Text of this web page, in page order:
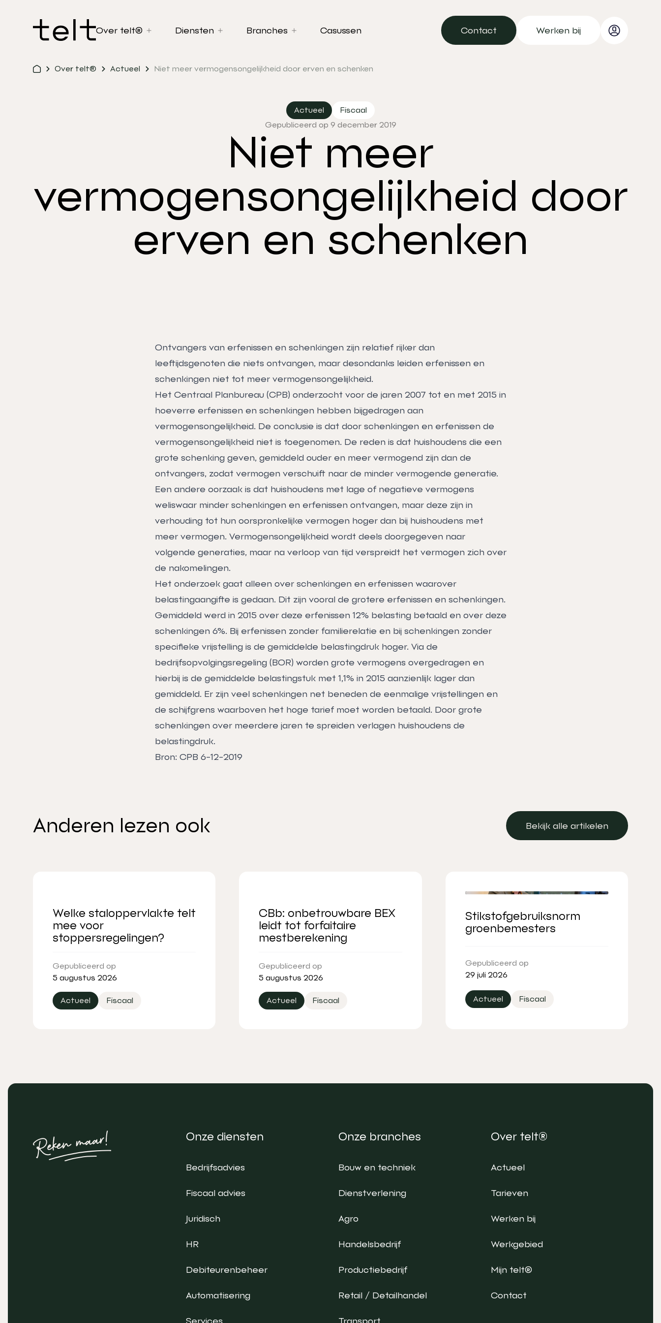
Over telt® Diensten Branches Casussen
Contact
Contact
Werken bij
Over telt® Actueel Niet meer vermogensongelijkheid door erven en schenken
Actueel
Fiscaal
Gepubliceerd op 9 december 2019
Niet meer
vermogensongelijkheid door
erven en schenken
Ontvangers van erfenissen en schenkingen zijn relatief rijker dan
leeftijdsgenoten die niets ontvangen, maar desondanks leiden erfenissen en
schenkingen niet tot meer vermogensongelijkheid.
Het Centraal Planbureau (CPB) onderzocht voor de jaren 2007 tot en met 2015 in
hoeverre erfenissen en schenkingen hebben bijgedragen aan
vermogensongelijkheid. De conclusie is dat door schenkingen en erfenissen de
vermogensongelijkheid niet is toegenomen. De reden is dat huishoudens die een
grote schenking geven, gemiddeld ouder en meer vermogend zijn dan de
ontvangers, zodat vermogen verschuift naar de minder vermogende generatie.
Een andere oorzaak is dat huishoudens met lage of negatieve vermogens
weliswaar minder schenkingen en erfenissen ontvangen, maar deze zijn in
verhouding tot hun oorspronkelijke vermogen hoger dan bij huishoudens met
meer vermogen. Vermogensongelijkheid wordt deels doorgegeven naar
volgende generaties, maar na verloop van tijd verspreidt het vermogen zich over
de nakomelingen.
Het onderzoek gaat alleen over schenkingen en erfenissen waarover
belastingaangifte is gedaan. Dit zijn vooral de grotere erfenissen en schenkingen.
Gemiddeld werd in 2015 over deze erfenissen 12% belasting betaald en over deze
schenkingen 6%. Bij erfenissen zonder familierelatie en bij schenkingen zonder
specifieke vrijstelling is de gemiddelde belastingdruk hoger. Via de
bedrijfsopvolgingsregeling (BOR) worden grote vermogens overgedragen en
hierbij is de gemiddelde belastingstuk met 1,1% in 2015 aanzienlijk lager dan
gemiddeld. Er zijn veel schenkingen net beneden de eenmalige vrijstellingen en
de schijfgrens waarboven het hoge tarief moet worden betaald. Door grote
schenkingen over meerdere jaren te spreiden verlagen huishoudens de
belastingdruk.
Bron: CPB 6-12-2019
Anderen lezen ook
Bekijk alle artikelen
Bekijk alle artikelen
Welke staloppervlakte telt
mee voor
stoppersregelingen?
Gepubliceerd op
5 augustus 2026
Actueel Fiscaal
CBb: onbetrouwbare BEX
leidt tot forfaitaire
mestberekening
Gepubliceerd op
5 augustus 2026
Actueel Fiscaal
Stikstofgebruiksnorm
groenbemesters
Gepubliceerd op
29 juli 2026
Actueel Fiscaal
Onze diensten
Bedrijfsadvies
Fiscaal advies
Juridisch
HR
Debiteurenbeheer
Automatisering
Services
Onze branches
Bouw en techniek
Dienstverlening
Agro
Handelsbedrijf
Productiebedrijf
Retail / Detailhandel
Transport
Over telt®
Actueel
Tarieven
Werken bij
Werkgebied
Mijn telt®
Contact